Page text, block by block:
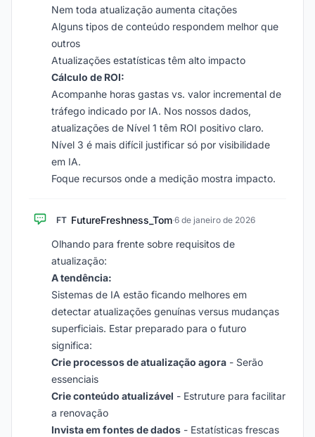
Nem toda atualização aumenta citações
Alguns tipos de conteúdo respondem melhor que
outros
Atualizações estatísticas têm alto impacto
Cálculo de ROI:
Acompanhe horas gastas vs. valor incremental de
tráfego indicado por IA. Nos nossos dados,
atualizações de Nível 1 têm ROI positivo claro.
Nível 3 é mais difícil justificar só por visibilidade
em IA.
Foque recursos onde a medição mostra impacto.
FT FutureFreshness_Tom·6 de janeiro de 2026
Olhando para frente sobre requisitos de
atualização:
A tendência:
Sistemas de IA estão ficando melhores em
detectar atualizações genuínas versus mudanças
superficiais. Estar preparado para o futuro
significa:
Crie processos de atualização agora - Serão
essenciais
Crie conteúdo atualizável - Estruture para facilitar
a renovação
Invista em fontes de dados - Estatísticas frescas